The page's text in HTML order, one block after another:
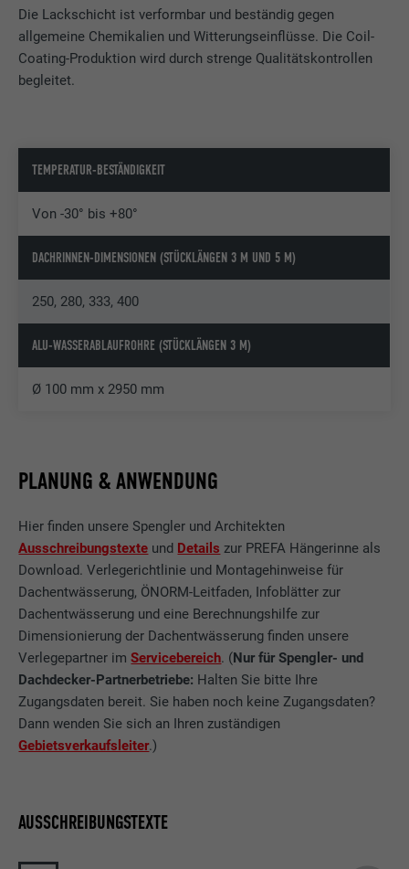
ÜBER KORROSION
Die Lackschicht ist verformbar und beständig gegen
allgemeine Chemikalien und Witterungseinflüsse. Die Coil-
Coating-Produktion wird durch strenge Qualitätskontrollen
begleitet.
TEMPERATUR-BESTÄNDIGKEIT
Von -30° bis +80°
DACHRINNEN-DIMENSIONEN (STÜCKLÄNGEN 3 M UND 5 M)
250, 280, 333, 400
ALU-WASSERABLAUFROHRE (STÜCKLÄNGEN 3 M)
Ø 100 mm x 2950 mm
PLANUNG & ANWENDUNG
Hier finden unsere Spengler und Architekten
Ausschreibungstexte und Details zur PREFA Hängerinne als
Download. Verlegerichtlinie und Montagehinweise für
Dachentwässerung, ÖNORM-Leitfaden, Infoblätter zur
Dachentwässerung und eine Berechnungshilfe zur
Dimensionierung der Dachentwässerung finden unsere
Verlegepartner imServicebereich. (Nur für Spengler- und
Dachdecker-Partnerbetriebe: Halten Sie bitte Ihre
Zugangsdaten bereit. Sie haben noch keine Zugangsdaten?
Dann wenden Sie sich an Ihren zuständigen
Gebietsverkaufsleiter.)
AUSSCHREIBUNGSTEXTE